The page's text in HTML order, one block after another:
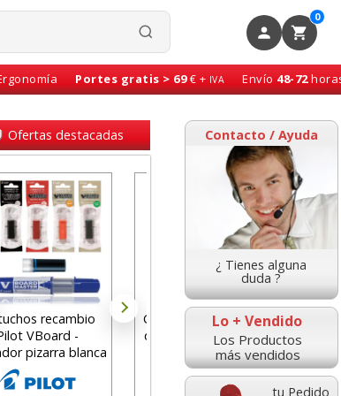
0
Portes gratis > 69€ + IVA Envío 48-72
Contacto / Ayuda
¿ Tienes alguna
duda ?
Lo + Vendido
Los Productos
más vendidos
tu Pedido
Ofertas destacadas
recambio
VBoard -
pizarra blanca
Gomas Milan 430 miga
de pan en cajas de 30,
c/u